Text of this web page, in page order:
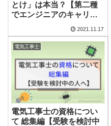
とけ」は本当？【第二種
でエンジニアのキャリア
2021.11.17
電気工事士
電気工事士の資格につい
て 総集編【受験を検討中